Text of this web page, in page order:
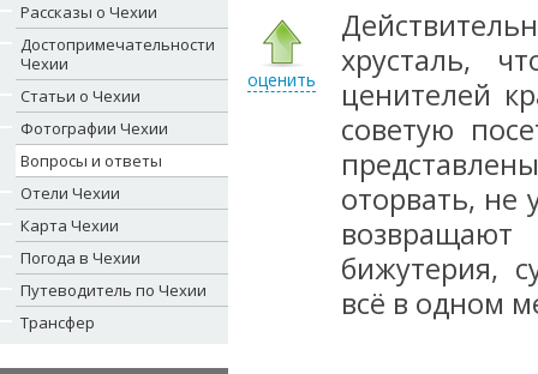
Рассказы о Чехии
Достопримечательности
Чехии
Статьи о Чехии
Фотографии Чехии
Вопросы и ответы
Отели Чехии
Карта Чехии
Погода в Чехии
Путеводитель по Чехии
Трансфер
оценить
хрусталь,
ценителей
советую
оторвать, не
бижутерия,
всё в одном